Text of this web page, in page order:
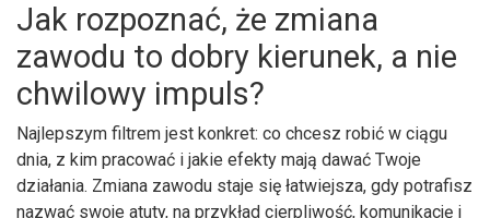
Jak rozpoznać, że zmiana
zawodu to dobry kierunek, a nie
chwilowy impuls?
Najlepszym filtrem jest konkret: co chcesz robić w ciągu
dnia, z kim pracować i jakie efekty mają dawać Twoje
działania. Zmiana zawodu staje się łatwiejsza, gdy potrafisz
nazwać swoje atuty, na przykład cierpliwość, komunikację i